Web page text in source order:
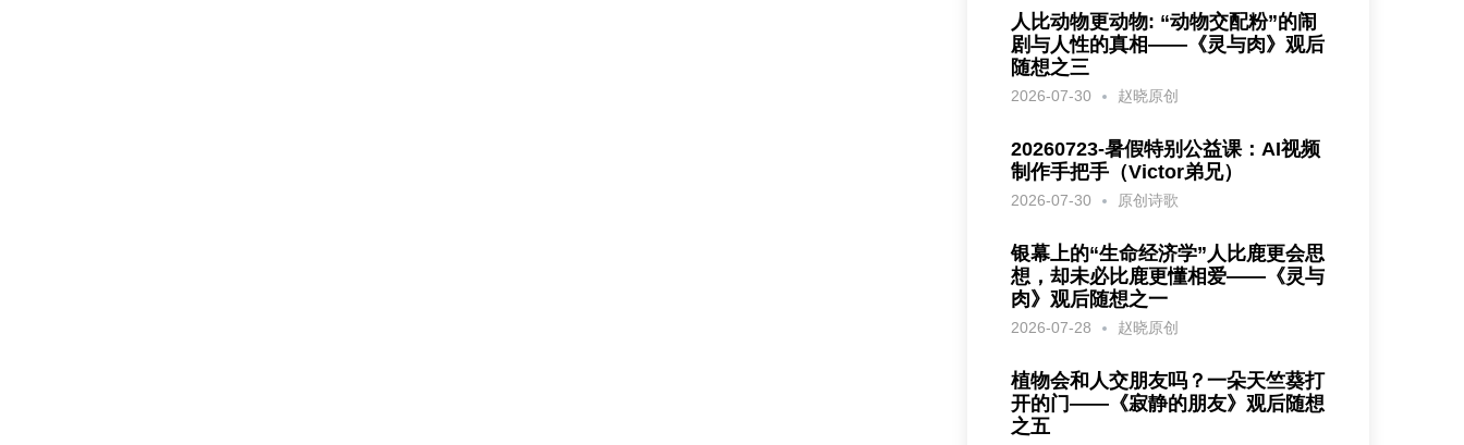
人比动物更动物: “动物交配粉”的闹
剧与人性的真相——《灵与肉》观后
随想之三
2026-07-30 赵晓原创
20260723-暑假特别公益课：AI视频
制作手把手（Victor弟兄）
2026-07-30 原创诗歌
银幕上的“生命经济学”人比鹿更会思
想，却未必比鹿更懂相爱——《灵与
肉》观后随想之一
2026-07-28 赵晓原创
植物会和人交朋友吗？一朵天竺葵打
开的门——《寂静的朋友》观后随想
之五